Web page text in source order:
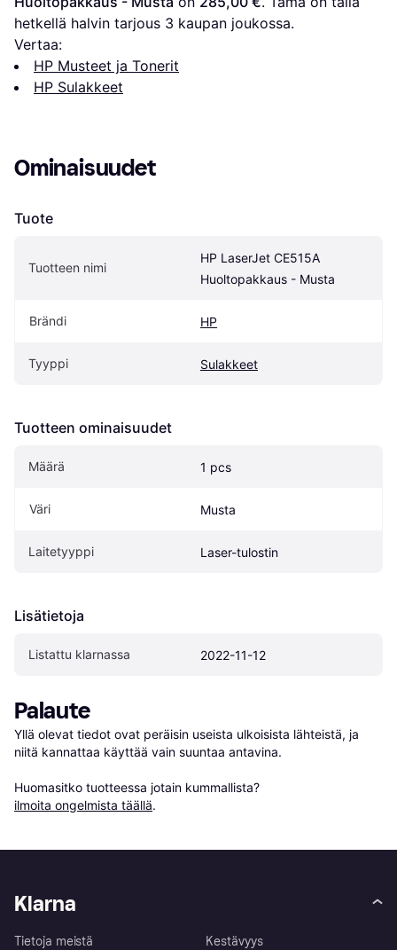
hetkellä halvin tarjous 3 kaupan joukossa.
Vertaa:
HP Musteet ja Tonerit
HP Sulakkeet
Ominaisuudet
Tuote
Tuotteen nimi
HP LaserJet CE515A
Huoltopakkaus - Musta
Brändi HP
Tyyppi Sulakkeet
Tuotteen ominaisuudet
Määrä 1 pcs
Väri Musta
Laitetyyppi Laser-tulostin
Lisätietoja
Listattu klarnassa 2022-11-12
Palaute
Yllä olevat tiedot ovat peräisin useista ulkoisista lähteistä, ja
niitä kannattaa käyttää vain suuntaa antavina.
Huomasitko tuotteessa jotain kummallista?
ilmoita ongelmista täällä.
Klarna
Tietoja meistä
Kestävyys